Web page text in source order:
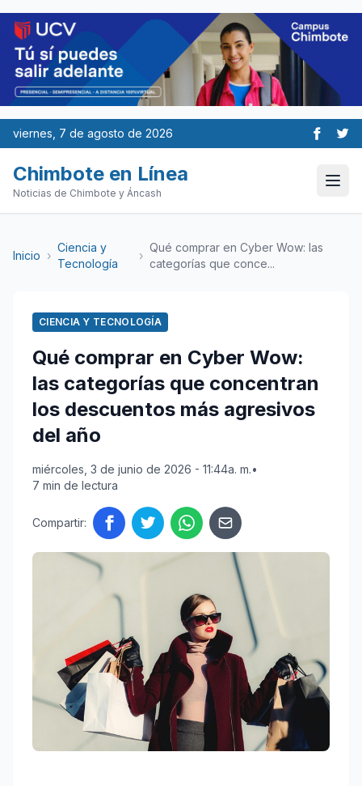
viernes, 7 de agosto de 2026
Chimbote en Línea
Noticias de Chimbote y Áncash
Inicio ›
Ciencia y
Tecnología
›
Qué comprar en Cyber Wow: las
categorías que conce...
CIENCIA Y TECNOLOGÍA
Qué comprar en Cyber Wow:
las categorías que concentran
los descuentos más agresivos
del año
miércoles, 3 de junio de 2026 - 11:44a. m.•
7 min de lectura
Compartir: